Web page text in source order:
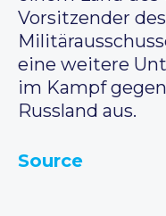
Vorsitzender
eine weitere
im Kampf
Russland aus.
Source